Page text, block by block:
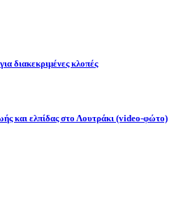
διακεκριμένες κλοπές
και ελπίδας στο Λουτράκι (video-φώτο)